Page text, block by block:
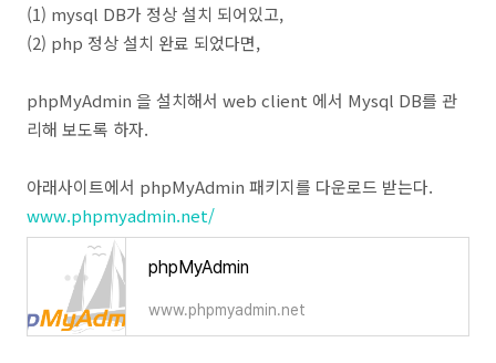
(1) mysql DB가 정상 설치 되어있고,
(2) php 정상 설치 완료 되었다면,
phpMyAdmin 을 설치해서 web client 에서 Mysql DB를 관
리해 보도록 하자.
아래사이트에서 phpMyAdmin 패키지를 다운로드 받는다.
www.phpmyadmin.net/
phpMyAdmin
www.phpmyadmin.net